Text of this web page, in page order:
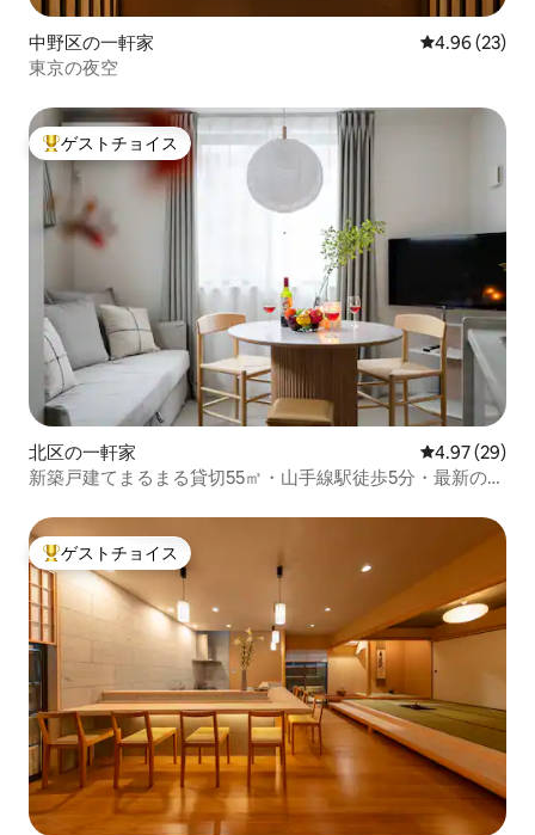
中野区の一軒家 レビュー23
4.96 (23)
東京の夜空
大好評のゲストチョイスです。
ゲストチョイス
北区の一軒家 レビュー29
4.97 (29)
新築戸建てまるまる貸切55㎡・山手線駅徒歩5分・最新の快
大好評のゲストチョイスです。
ゲストチョイス